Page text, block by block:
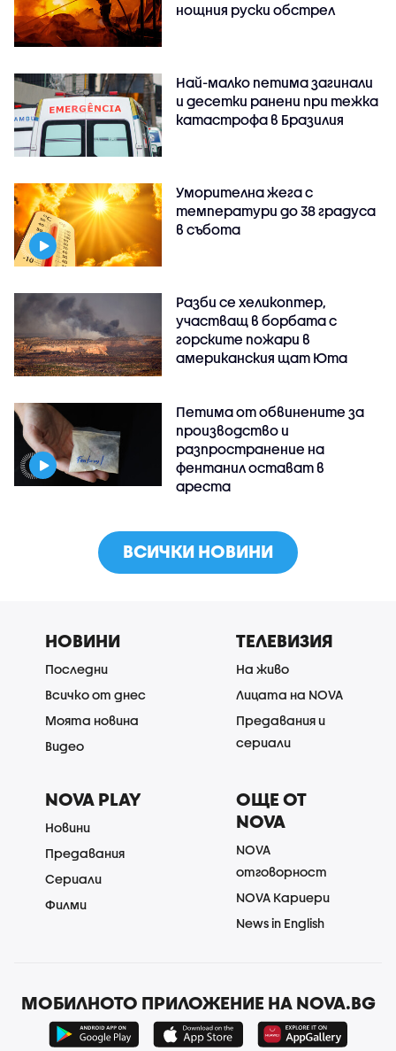
нощния руски обстрел
Най-малко петима загинали
и десетки ранени при тежка
катастрофа в Бразилия
Уморителна жега с
температури до 38 градуса
в събота
Разби се хеликоптер,
участващ в борбата с
горските пожари в
американския щат Юта
Петима от обвинените за
производство и
разпространение на
фентанил остават в
ареста
ВСИЧКИ НОВИНИ
НОВИНИ
Последни
Всичко от днес
Моята новина
Видео
ТЕЛЕВИЗИЯ
На живо
Лицата на NOVA
Предавания и
сериали
NOVA PLAY
Новини
Предавания
Сериали
Филми
ОЩЕ ОТ
NOVA
NOVA
отговорност
NOVA Кариери
News in English
МОБИЛНОТО ПРИЛОЖЕНИЕ НА NOVA.BG